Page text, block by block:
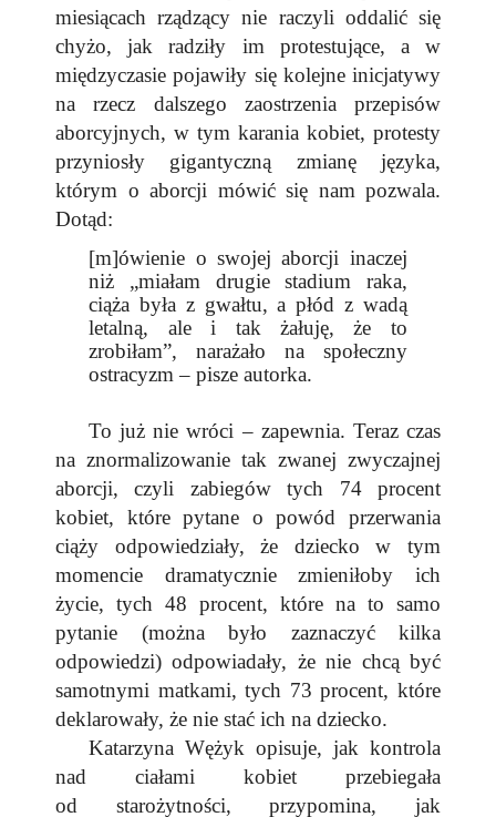
miesiącach rządzący nie raczyli oddalić się
chyżo, jak radziły im protestujące, a w
międzyczasie pojawiły się kolejne inicjatywy
na rzecz dalszego zaostrzenia przepisów
aborcyjnych, w tym karania kobiet, protesty
przyniosły gigantyczną zmianę języka,
którym o aborcji mówić się nam pozwala.
Dotąd:
[m]ówienie o swojej aborcji inaczej
niż „miałam drugie stadium raka,
ciąża była z gwałtu, a płód z wadą
letalną, ale i tak żałuję, że to
zrobiłam”, narażało na społeczny
ostracyzm – pisze autorka.
To już nie wróci – zapewnia. Teraz czas
na znormalizowanie tak zwanej zwyczajnej
aborcji, czyli zabiegów tych 74 procent
kobiet, które pytane o powód przerwania
ciąży odpowiedziały, że dziecko w tym
momencie dramatycznie zmieniłoby ich
życie, tych 48 procent, które na to samo
pytanie (można było zaznaczyć kilka
odpowiedzi) odpowiadały, że nie chcą być
samotnymi matkami, tych 73 procent, które
deklarowały, że nie stać ich na dziecko.
Katarzyna Wężyk opisuje, jak kontrola
nad ciałami kobiet przebiegała
od starożytności, przypomina, jak